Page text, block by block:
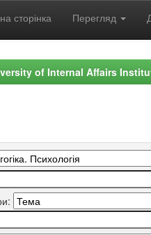
сторінка Перегляд
of Internal Affairs